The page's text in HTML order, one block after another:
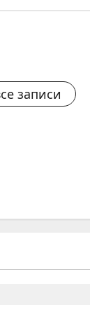
записи